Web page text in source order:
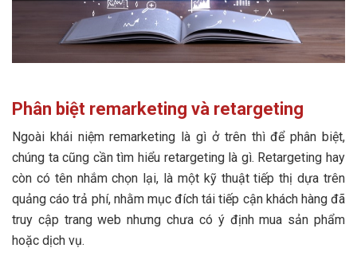
Phân biệt remarketing và retargeting
Ngoài khái niệm remarketing là gì ở trên thì để phân biệt,
chúng ta cũng cần tìm hiểu retargeting là gì. Retargeting hay
còn có tên nhắm chọn lại, là một kỹ thuật tiếp thị dựa trên
quảng cáo trả phí, nhằm mục đích tái tiếp cận khách hàng đã
truy cập trang web nhưng chưa có ý định mua sản phẩm
hoặc dịch vụ.